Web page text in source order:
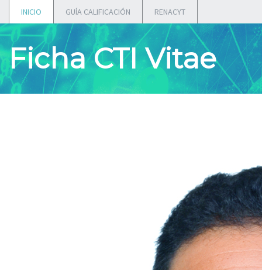
INICIO GUÍA CALIFICACIÓN RENACYT
Ficha CTI Vitae